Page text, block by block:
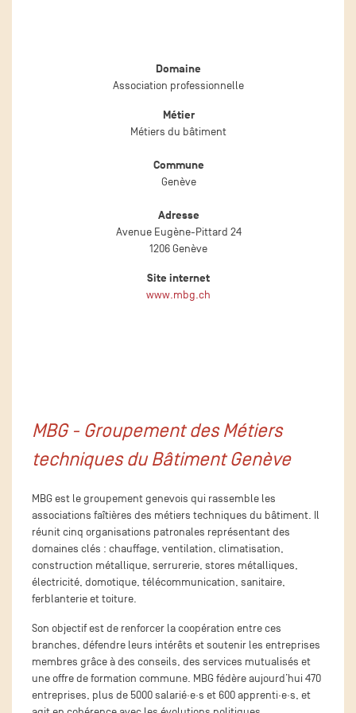
Domaine
Association professionnelle
Métier
Métiers du bâtiment
Commune
Genève
Adresse
Avenue Eugène-Pittard 24
1206 Genève
Site internet
www.mbg.ch
MBG - Groupement des Métiers
techniques du Bâtiment Genève
MBG est le groupement genevois qui rassemble les
associations faîtières des métiers techniques du bâtiment. Il
réunit cinq organisations patronales représentant des
domaines clés : chauffage, ventilation, climatisation,
construction métallique, serrurerie, stores métalliques,
électricité, domotique, télécommunication, sanitaire,
ferblanterie et toiture.
Son objectif est de renforcer la coopération entre ces
branches, défendre leurs intérêts et soutenir les entreprises
membres grâce à des conseils, des services mutualisés et
une offre de formation commune. MBG fédère aujourd’hui 470
entreprises, plus de 5000 salarié·e·s et 600 apprenti·e·s, et